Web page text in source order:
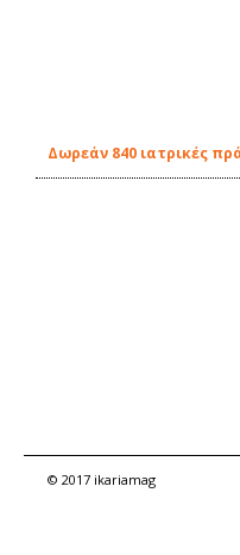
Δωρεάν 840 ιατρικές
© 2017 ikariamag